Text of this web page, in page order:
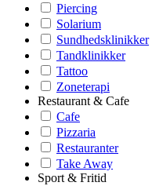
Piercing
Solarium
Sundhedsklinikker
Tandklinikker
Tattoo
Zoneterapi
Restaurant & Cafe
Cafe
Pizzaria
Restauranter
Take Away
Sport & Fritid